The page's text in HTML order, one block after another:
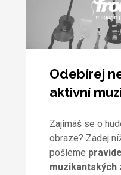
Odebírej
aktivní
Zajímáš se o
obraze? Zadej
pošleme
muzikantských